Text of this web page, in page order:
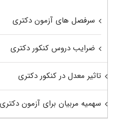
سرفصل های آزمون دکتری
ضرایب دروس کنکور دکتری
تاثیر معدل در کنکور دکتری
سهمیه مربیان برای آزمون دکتری